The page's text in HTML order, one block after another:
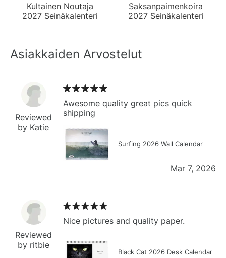
Kultainen Noutaja
2027 Seinäkalenteri
Saksanpaimenkoira
2027 Seinäkalenteri
Asiakkaiden Arvostelut
Reviewed
by Katie
Awesome quality great pics quick
shipping
Surfing 2026 Wall Calendar
Mar 7, 2026
Reviewed
by ritbie
Nice pictures and quality paper.
Black Cat 2026 Desk Calendar